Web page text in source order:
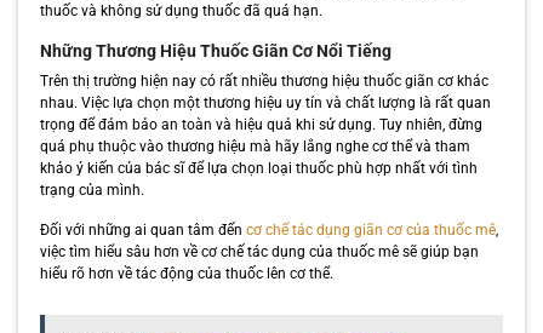
thuốc và không sử dụng thuốc đã quá hạn.
Những Thương Hiệu Thuốc Giãn Cơ Nổi Tiếng
Trên thị trường hiện nay có rất nhiều thương hiệu thuốc giãn cơ khác
nhau. Việc lựa chọn một thương hiệu uy tín và chất lượng là rất quan
trọng để đảm bảo an toàn và hiệu quả khi sử dụng. Tuy nhiên, đừng
quá phụ thuộc vào thương hiệu mà hãy lắng nghe cơ thể và tham
khảo ý kiến của bác sĩ để lựa chọn loại thuốc phù hợp nhất với tình
trạng của mình.
Đối với những ai quan tâm đến cơ chế tác dụng giãn cơ của thuốc mê,
việc tìm hiểu sâu hơn về cơ chế tác dụng của thuốc mê sẽ giúp bạn
hiểu rõ hơn về tác động của thuốc lên cơ thể.